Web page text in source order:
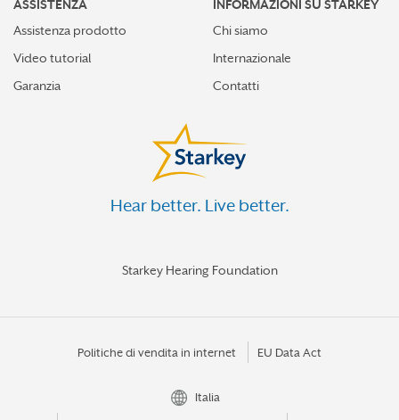
ASSISTENZA
Assistenza prodotto
Video tutorial
Garanzia
INFORMAZIONI SU STARKEY
Chi siamo
Internazionale
Contatti
Hear better. Live better.
Starkey Hearing Foundation
Politiche di vendita in internet EU Data Act
Italia